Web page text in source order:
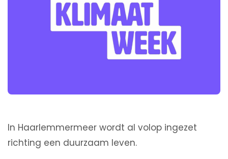
In Haarlemmermeer wordt al volop ingezet
richting een duurzaam leven.